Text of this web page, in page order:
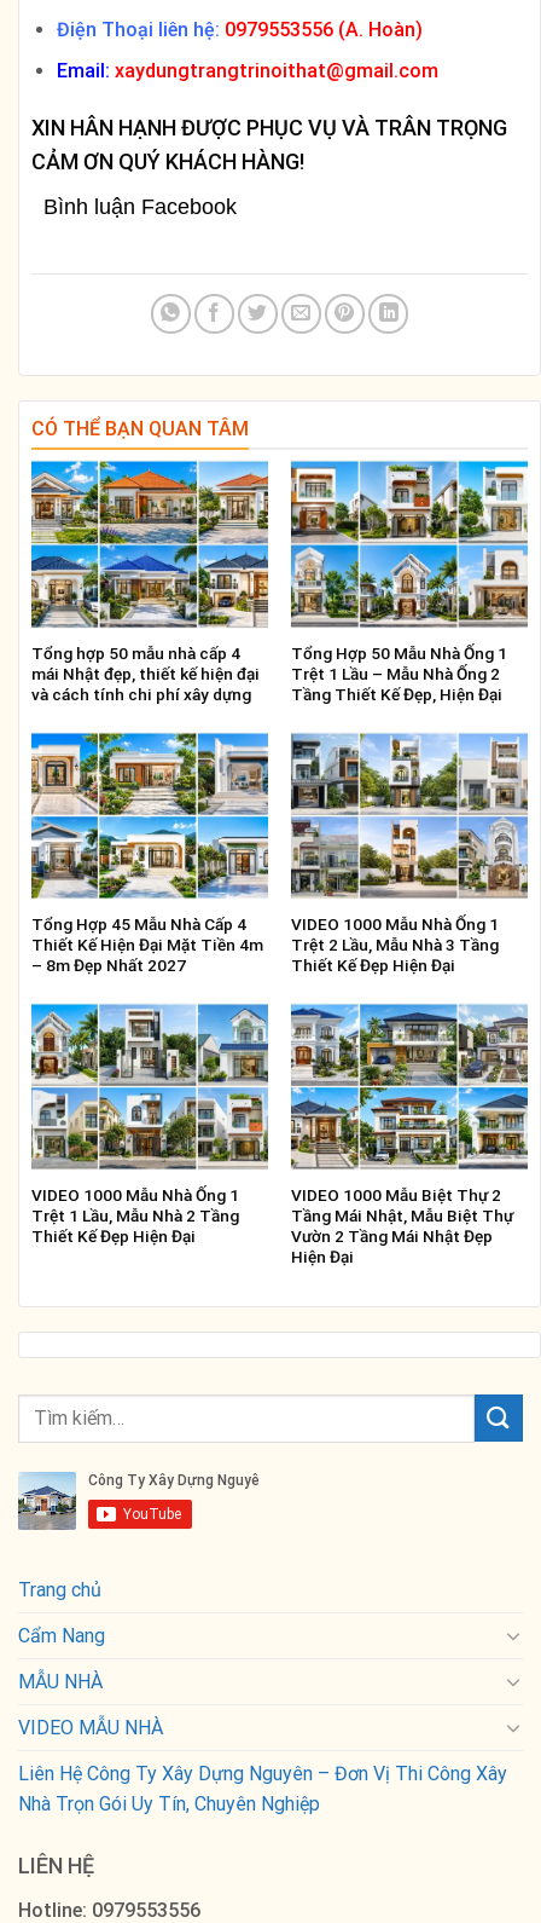
Điện Thoại liên hệ: 0979553556 (A. Hoàn)
Email: xaydungtrangtrinoithat@gmail.com
XIN HÂN HẠNH ĐƯỢC PHỤC VỤ VÀ TRÂN TRỌNG
CẢM ƠN QUÝ KHÁCH HÀNG!
Bình luận Facebook
CÓ THỂ BẠN QUAN TÂM
Tổng hợp 50 mẫu nhà cấp 4
mái Nhật đẹp, thiết kế hiện đại
và cách tính chi phí xây dựng
Tổng Hợp 50 Mẫu Nhà Ống 1
Trệt 1 Lầu – Mẫu Nhà Ống 2
Tầng Thiết Kế Đẹp, Hiện Đại
Tổng Hợp 45 Mẫu Nhà Cấp 4
Thiết Kế Hiện Đại Mặt Tiền 4m
– 8m Đẹp Nhất 2027
VIDEO 1000 Mẫu Nhà Ống 1
Trệt 2 Lầu, Mẫu Nhà 3 Tầng
Thiết Kế Đẹp Hiện Đại
VIDEO 1000 Mẫu Nhà Ống 1
Trệt 1 Lầu, Mẫu Nhà 2 Tầng
Thiết Kế Đẹp Hiện Đại
VIDEO 1000 Mẫu Biệt Thự 2
Tầng Mái Nhật, Mẫu Biệt Thự
Vườn 2 Tầng Mái Nhật Đẹp
Hiện Đại
Trang chủ
Cẩm Nang
MẪU NHÀ
VIDEO MẪU NHÀ
Liên Hệ Công Ty Xây Dựng Nguyên – Đơn Vị Thi Công Xây
Nhà Trọn Gói Uy Tín, Chuyên Nghiệp
LIÊN HỆ
Hotline: 0979553556